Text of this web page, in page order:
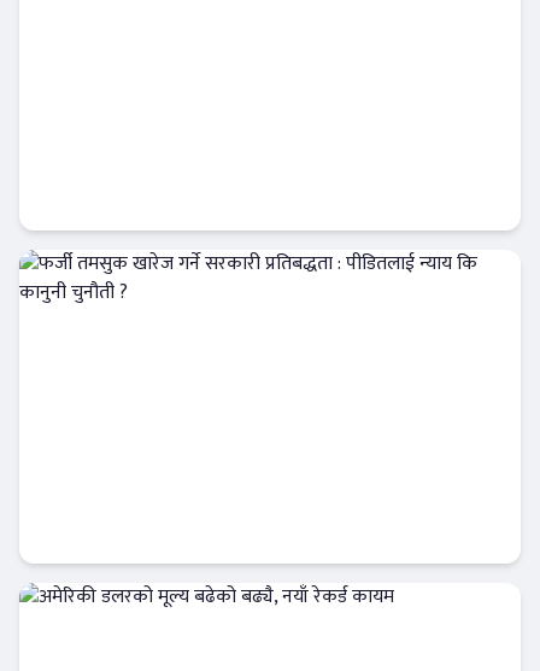
अर्थतन्त्र
Banner News